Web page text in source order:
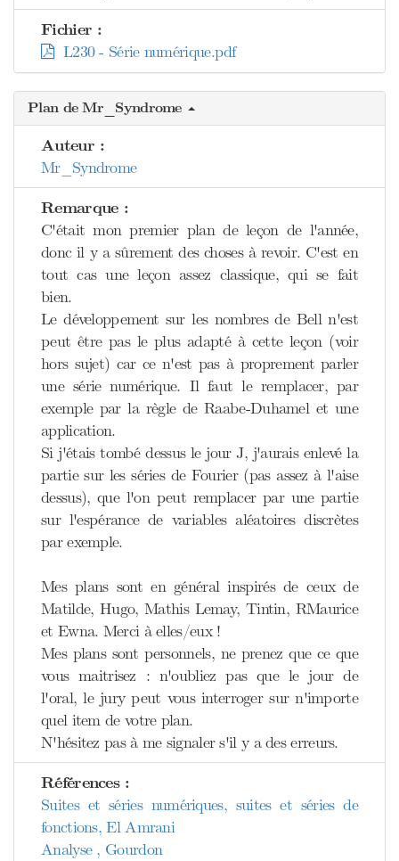
Fichier :
L230 - Série numérique.pdf
Plan de Mr_Syndrome
Auteur :
Mr_Syndrome
Remarque :
C'était mon premier plan de leçon de l'année,
donc il y a sûrement des choses à revoir. C'est en
tout cas une leçon assez classique, qui se fait
bien.
Le développement sur les nombres de Bell n'est
peut être pas le plus adapté à cette leçon (voir
hors sujet) car ce n'est pas à proprement parler
une série numérique. Il faut le remplacer, par
exemple par la règle de Raabe-Duhamel et une
application.
Si j'étais tombé dessus le jour J, j'aurais enlevé la
partie sur les séries de Fourier (pas assez à l'aise
dessus), que l'on peut remplacer par une partie
sur l'espérance de variables aléatoires discrètes
par exemple.
Mes plans sont en général inspirés de ceux de
Matilde, Hugo, Mathis Lemay, Tintin, RMaurice
et Ewna. Merci à elles/eux !
Mes plans sont personnels, ne prenez que ce que
vous maitrisez : n'oubliez pas que le jour de
l'oral, le jury peut vous interroger sur n'importe
quel item de votre plan.
N'hésitez pas à me signaler s'il y a des erreurs.
Références :
Suites et séries numériques, suites et séries de
fonctions, El Amrani
Analyse , Gourdon